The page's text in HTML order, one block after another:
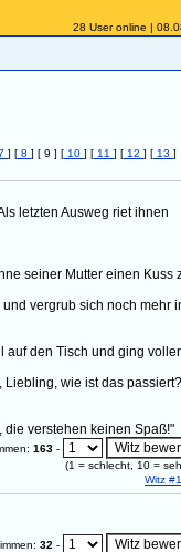
28 User online |
] [ 8 ] [ 9 ] [ 10 ] [ 11 ] [ 12 ] [ 13 ]
letzten Ausweg riet ihnen
seiner Mutter einen Kuss
vergrub sich noch mehr
auf den Tisch und ging voller
Liebling, wie ist das passiert?
die verstehen keinen Spaß!"
163 -
(1 = schlecht, 10 =
Witz
32 -